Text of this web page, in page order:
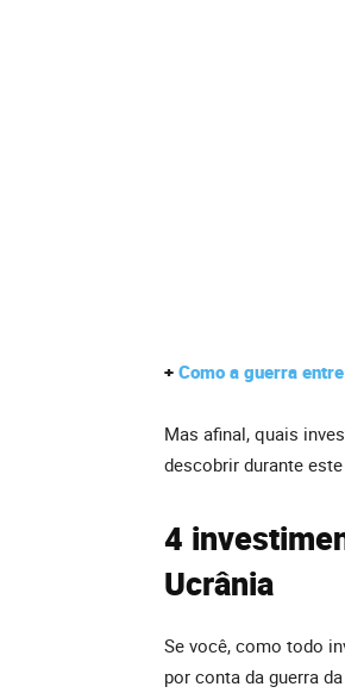
+ Como a guerra
Mas afinal, quais
descobrir durante
4
Ucrânia
Se você, como todo
por conta da guerra